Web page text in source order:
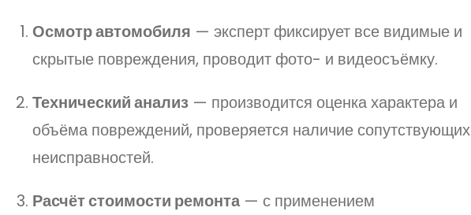
Осмотр автомобиля — эксперт фиксирует все видимые и
скрытые повреждения, проводит фото- и видеосъёмку.
Технический анализ— производится оценка характера и
объёма повреждений, проверяется наличие сопутствующих
неисправностей.
Расчёт стоимости ремонта— с применением